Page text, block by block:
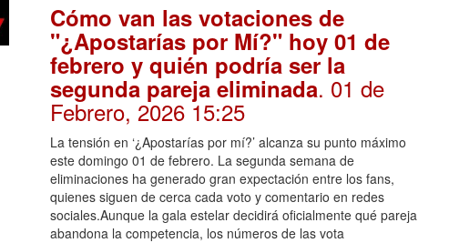
Cómo van las votaciones de
"¿Apostarías por Mí?" hoy 01 de
febrero y quién podría ser la
segunda pareja eliminada. 01 de
Febrero, 2026 15:25
La tensión en ‘¿Apostarías por mí?’ alcanza su punto máximo
este domingo 01 de febrero. La segunda semana de
eliminaciones ha generado gran expectación entre los fans,
quienes siguen de cerca cada voto y comentario en redes
sociales.Aunque la gala estelar decidirá oficialmente qué pareja
abandona la competencia, los números de las vota